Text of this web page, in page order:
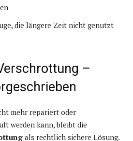
die längere Zeit nicht genutzt
–
mehr repariert oder
werden kann, bleibt die
als rechtlich sichere Lösung.